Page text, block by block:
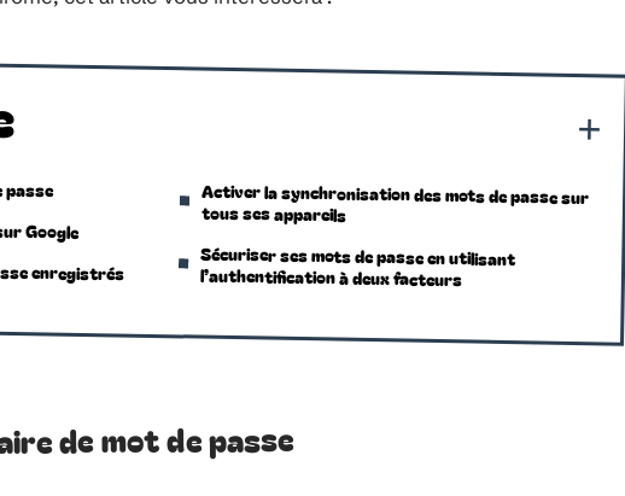
passe
Google
enregistrés
Activer la synchronisation des mots de passe sur
tous ses appareils
Sécuriser ses mots de passe en utilisant
l’authentification à deux facteurs
de mot de passe